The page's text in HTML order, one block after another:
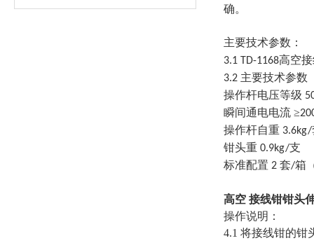
确。
主要技术参数：
3.1 TD-1168高空
3.2 主要技术参数
操作杆电压等级
瞬间通电电流 ≥
操作杆自重 3.6kg/
钳头重 0.9kg/支
标准配置 2 套/箱
高空 接线钳钳头
操作说明：
4.1 将接线钳的钳